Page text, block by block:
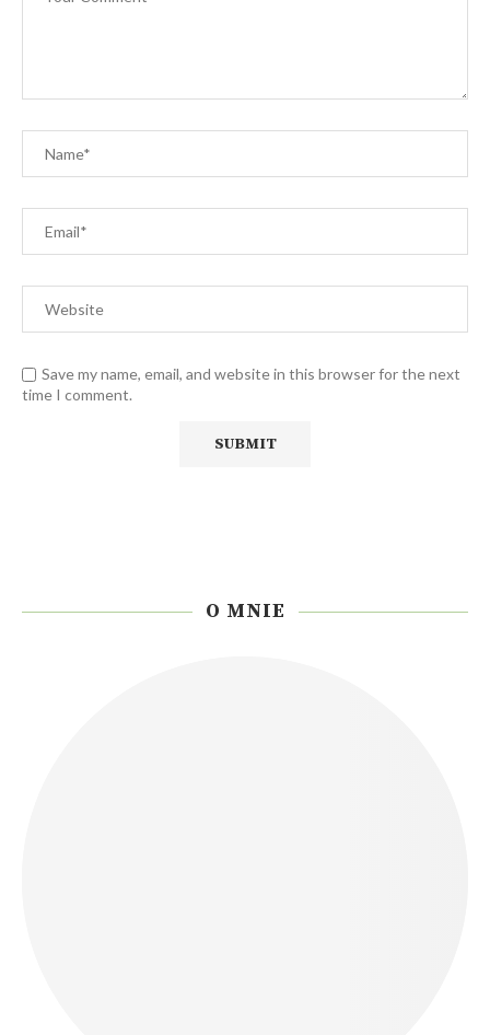
Save my name, email, and website in this browser for the next
time I comment.
O MNIE